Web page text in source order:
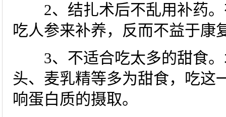
2、结扎术后不乱用补药。
吃人参来补养，反而不益于康
3、不适合吃太多的甜食。
头、麦乳精等多为甜食，吃这
响蛋白质的摄取。